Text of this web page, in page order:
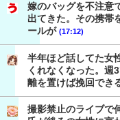
嫁のバッグを不注意
出てきた。その携帯
ールが (17:12)
半年ほど話してた女
くれなくなった。週
離を置けば挽回でき
撮影禁止のライブで